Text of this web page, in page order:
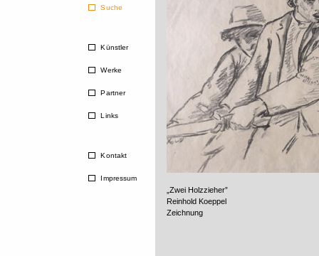
Suche
Künstler
Werke
Partner
Links
Kontakt
Impressum
„Zwei Holzzieher”
Reinhold Koeppel
Zeichnung